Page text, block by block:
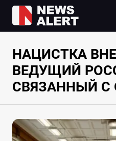
НАЦИСТКА
ВЕДУЩИЙ
СВЯЗАННЫЙ С